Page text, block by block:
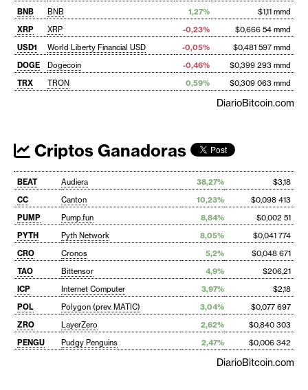
BNB BNB 1,27%
$1,11 mmd
XRP
XRP -0,23%
$0,666 54 mmd
USD1
World Liberty Financial USD -0,05%
$0,481 597 mmd
DOGE
Dogecoin -0,46%
$0,399 293 mmd
TRX
TRON 0,59% $0,309 063 mmd
DiarioBitcoin.com
Criptos Ganadoras
BEAT Audiera 38,27%
$3,18
CC
Canton 10,23%
$0,098 413
PUMP
Pump.fun 8,84%
$0,002 51
PYTH
Pyth Network 8,05%
$0,041 774
CRO
Cronos 5,2%
$0,048 671
TAO
Bittensor 4,9%
$206,21
ICP
Internet Computer 3,97%
$2,18
POL
Polygon (prev. MATIC) 3,04%
$0,077 697
ZRO
LayerZero 2,62%
$0,840 303
PENGU
Pudgy Penguins 2,47% $0,006 342
DiarioBitcoin.com